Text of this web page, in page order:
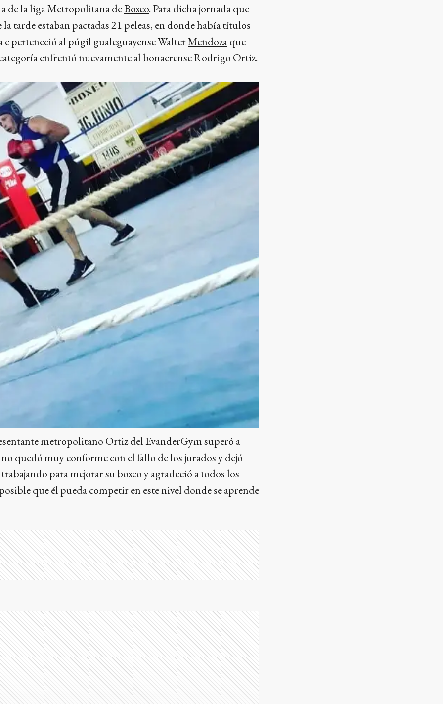
de la liga Metropolitana deBoxeo. Para dicha jornada que
la tarde estaban pactadas 21 peleas, en donde había títulos
e perteneció al púgil gualeguayense WalterMendozaque
enfrentó nuevamente al bonaerense Rodrigo Ortiz.
metropolitano Ortiz del EvanderGym superó a
quedó muy conforme con el fallo de los jurados y dejó
para mejorar su boxeo y agradeció a todos los
que él pueda competir en este nivel donde se aprende